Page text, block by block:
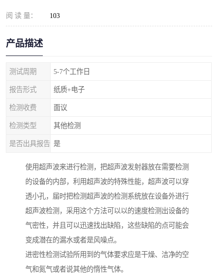
阅 读 量： 103
产品描述
测试周期 5-7个工作日
报告形式 纸质+电子
检测收费 面议
检测类型 其他检测
是否出具报告 是
使用超声波来进行检测，把超声波发射器放在需要检测
的设备的内部，利用超声波的特殊性能，超声波可以穿
透小孔，届时把检测超声波的检测系统放在设备外进行
超声波检测，采用这个方法可以以的速度检测出设备的
气密性，并且可以迅速找出缺陷，这些缺陷的点可能会
变成潜在的漏水或者是风噪点。
进密性检测试验所用到的气体要求应是干燥、洁净的空
气和氮气或者说其他的惰性气体。